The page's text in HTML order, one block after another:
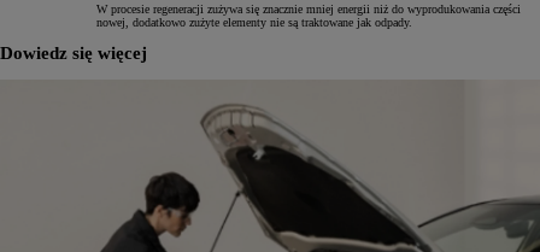
W procesie regeneracji zużywa się znacznie mniej energii niż do wyprodukowania części
nowej, dodatkowo zużyte elementy nie są traktowane jak odpady.
Dowiedz się więcej